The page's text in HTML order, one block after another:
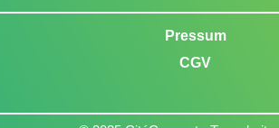
Pressum
CGV